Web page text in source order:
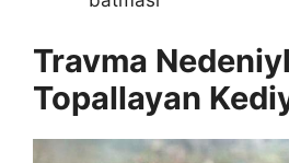
Travma
Topallayan